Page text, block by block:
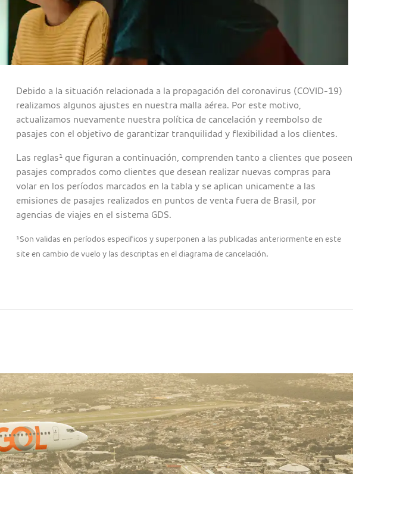
Debido a la situación relacionada a la propagación del coronavirus (COVID-19)
realizamos algunos ajustes en nuestra malla aérea. Por este motivo,
actualizamos nuevamente nuestra política de cancelación y reembolso de
pasajes con el objetivo de garantizar tranquilidad y flexibilidad a los clientes.
Las reglas¹ que figuran a continuación, comprenden tanto a clientes que poseen
pasajes comprados como clientes que desean realizar nuevas compras para
volar en los períodos marcados en la tabla y se aplican unicamente a las
emisiones de pasajes realizados en puntos de venta fuera de Brasil, por
agencias de viajes en el sistema GDS.
¹Son validas en períodos especificos y superponen a las publicadas anteriormente en este
site en cambio de vuelo y las descriptas en el diagrama de cancelación.